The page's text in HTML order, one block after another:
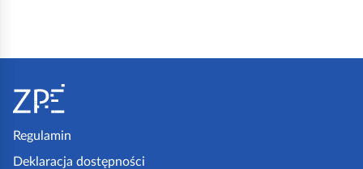
Regulamin
Deklaracja dostępności